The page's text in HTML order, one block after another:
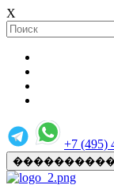
X
+7 (495)